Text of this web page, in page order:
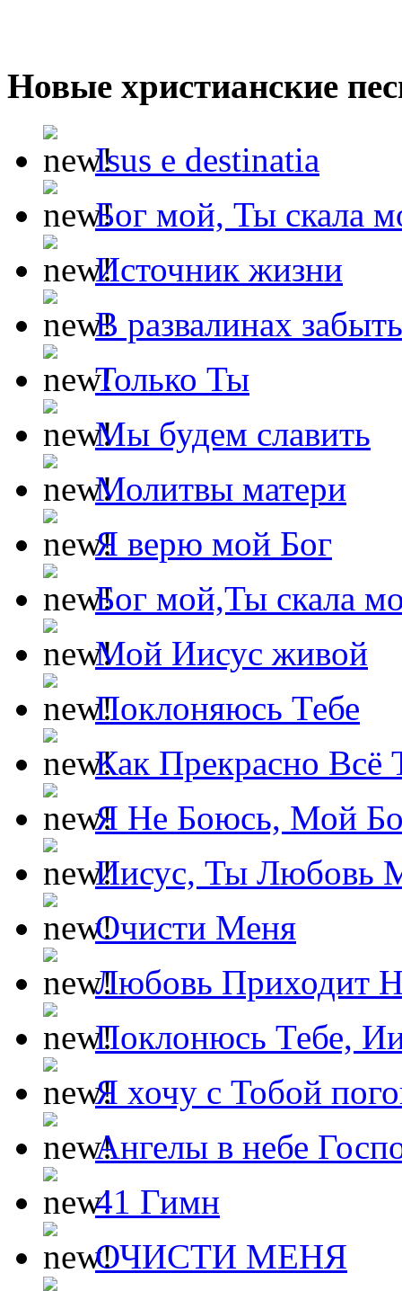
Новые христианские
Isus e destinatia
Бог мой, Ты скала
Источник жизни
В развалинах
Только Ты
Мы будем славить
Молитвы матери
Я верю мой Бог
Бог мой,Ты скала
Мой Иисус живой
Поклоняюсь Тебе
Как Прекрасно Всё
Я Не Боюсь, Мой
Иисус, Ты Любовь
Очисти Меня
Любовь Приходит
Поклонюсь Тебе,
Я хочу с Тобой
Ангелы в небе
41 Гимн
ОЧИСТИ МЕНЯ